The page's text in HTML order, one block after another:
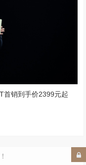
首销到手价2399元起